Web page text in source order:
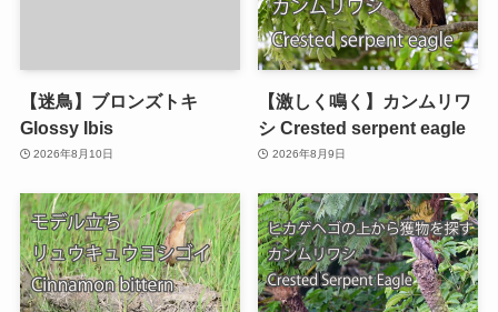
【迷鳥】ブロンズトキ
Glossy Ibis
2026年8月10日
【激しく鳴く】カンムリワ
シ Crested serpent eagle
2026年8月9日